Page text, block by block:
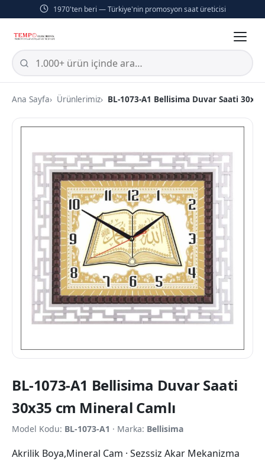
1970'ten beri — Türkiye'nin promosyon saat üreticisi
Ana Sayfa Ürünlerimiz BL-1073-A1 Bellisima Duvar Saati
BL-1073-A1 Bellisima Duvar Saati
30x35 cm Mineral Camlı
Model Kodu: BL-1073-A1 · Marka: Bellisima
Akrilik Boya,Mineral Cam · Sezssiz Akar Mekanizma